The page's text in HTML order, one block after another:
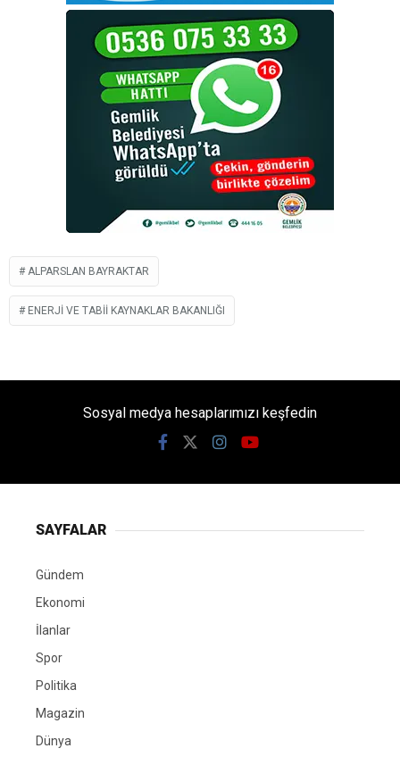
ALPARSLAN BAYRAKTAR
ENERJI VE TABII KAYNAKLAR BAKANLIĞI
Sosyal medya hesaplarımızı keşfedin
SAYFALAR
Gündem
Ekonomi
İlanlar
Spor
Politika
Magazin
Dünya